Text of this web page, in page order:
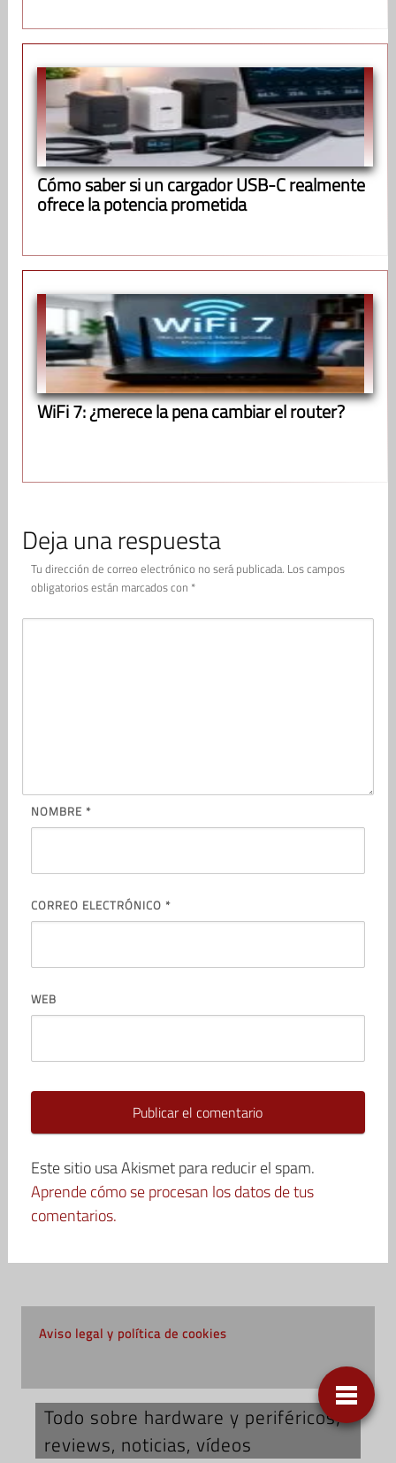
Cómo saber si un cargador USB-C realmente
ofrece la potencia prometida
WiFi 7: ¿merece la pena cambiar el router?
Deja una respuesta
Tu dirección de correo electrónico no será publicada. Los campos
obligatorios están marcados con *
NOMBRE *
CORREO ELECTRÓNICO *
WEB
Este sitio usa Akismet para reducir el spam.
Aprende cómo se procesan los datos de tus
comentarios.
Aviso legal y política de cookies
Todo sobre hardware y periféricos;
reviews, noticias, vídeos